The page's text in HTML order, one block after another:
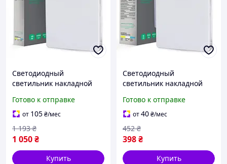
Cветодиодный
светильник накладной
х 30 х 4 см white
(Niz16049)
Готово к отправке
от 105₴/мес
1 050₴
1 193 ₴
Купить
Cветодиодный
светильник накладной
х 15 х 4 см white
(Niz16045)
Готово к отправке
от40₴/мес
398₴
452 ₴
Купить